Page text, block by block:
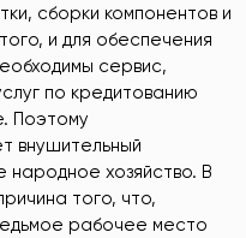
сборки компонентов и
и для обеспечения
сервис,
по кредитованию
Поэтому
внушительный
народное хозяйство. В
того, что,
рабочее место